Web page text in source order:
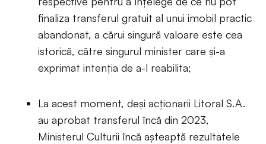
finaliza transferul gratuit al unui imobil practic
abandonat, a cărui singură valoare este cea
istorică, către singurul minister care și-a
exprimat intenția de a-l reabilita;
La acest moment, deși acționarii Litoral S.A.
au aprobat transferul încă din 2023,
Ministerul Culturii încă așteaptă rezultatele